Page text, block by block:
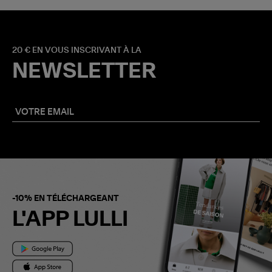
20 € EN VOUS INSCRIVANT À LA
NEWSLETTER
-10% EN TÉLÉCHARGEANT
L'APP LULLI